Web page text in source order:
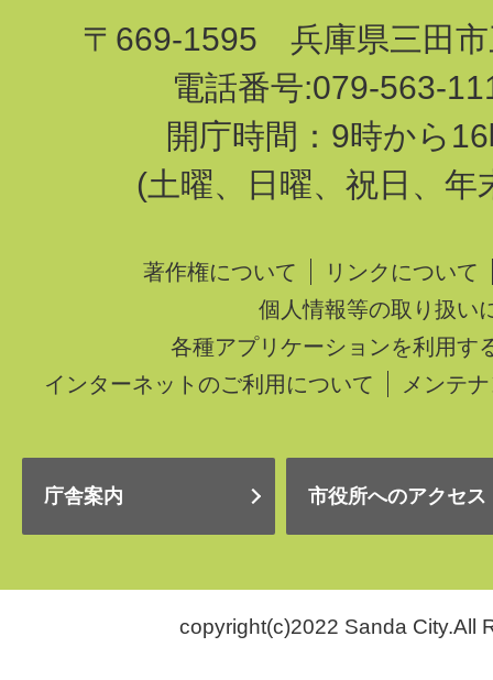
〒669-1595 兵庫県三田市
電話番号:079-563-
開庁時間：9時から
(土曜、日曜、祝日、年
著作権について
リンクについて
個人情報等の取り扱い
各種アプリケーションを利用す
インターネットのご利用について
メンテ
庁舎案内 市役所へのアクセス
copyright(c)2022 Sanda City.All